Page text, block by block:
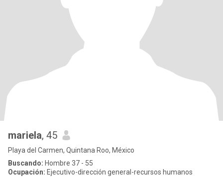
mariela, 45
Playa del Carmen, Quintana Roo, México
Buscando: Hombre 37 - 55
Ocupación: Ejecutivo-dirección general-recursos humanos